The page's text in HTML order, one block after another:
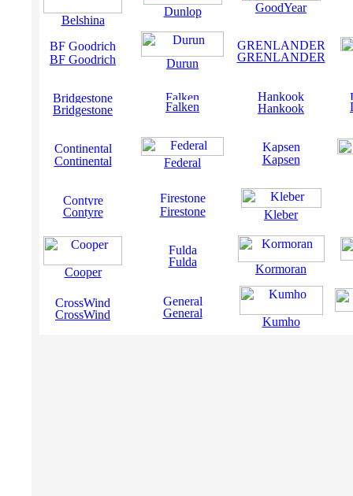
Belshina
BF Goodrich
Bridgestone
Continental
Contyre
Cooper
CrossWind
Dunlop
Durun
Falken
Federal
Firestone
Fulda
General
GoodYear
GRENLANDER
Hankook
Kapsen
Kleber
Kormoran
Kumho